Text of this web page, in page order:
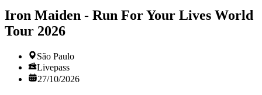
Iron Maiden - Run For Your Lives World
Tour 2026
São Paulo
Livepass
27/10/2026